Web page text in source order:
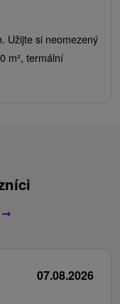
Užijte si neomezený
m², termální
07.08.2026